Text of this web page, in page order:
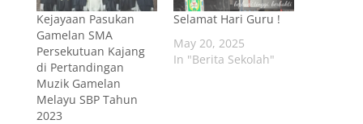
Kejayaan Pasukan
Gamelan SMA
Persekutuan Kajang
di Pertandingan
Muzik Gamelan
Melayu SBP Tahun
2023
Selamat Hari Guru !
May 20, 2025
In "Berita Sekolah"